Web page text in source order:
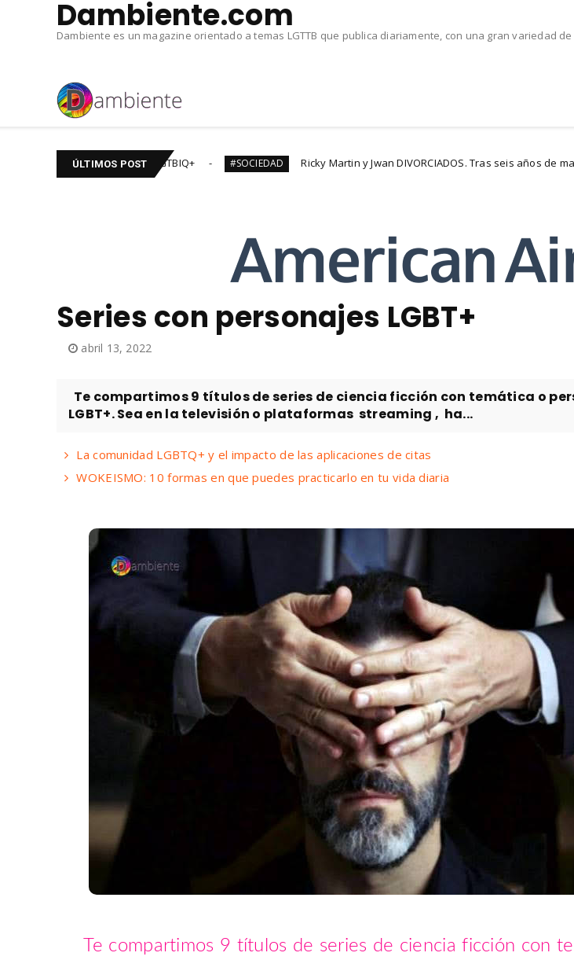
Dambiente.com
Dambiente es un magazine orientado a temas LGTTB que publica diariamente, con una gran variedad
ÚLTIMOS POST
titulos de cine #LGTBIQ+ #SOCIEDAD Ricky Martin y Jwan DIVORCIADOS. Tras seis años de matrimonio
Series con personajes LGBT+
abril 13, 2022
Te compartimos 9 títulos de series de ciencia ficción con temática o
LGBT+. Sea en la televisión o plataformas streaming , ha...
La comunidad LGBTQ+ y el impacto de las aplicaciones de citas
WOKEISMO: 10 formas en que puedes practicarlo en tu vida diaria
Te compartimos 9 títulos de series de ciencia ficción con